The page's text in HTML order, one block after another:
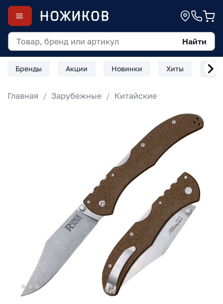
Найти
Бренды Акции Новинки Хиты
Главная Зарубежные Китайские